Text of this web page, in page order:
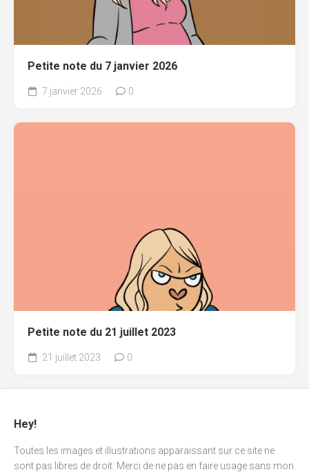
Petite note du 7 janvier 2026
7 janvier 2026 0
Petite note du 21 juillet 2023
21 juillet 2023 0
Hey!
Toutes les images et illustrations apparaissant sur ce site ne
sont pas libres de droit. Merci de ne pas en faire usage sans mon